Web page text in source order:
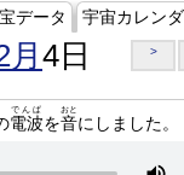
データ 宇宙カレン
4日 >
電波
でんぱ
を音
おと
にしました。